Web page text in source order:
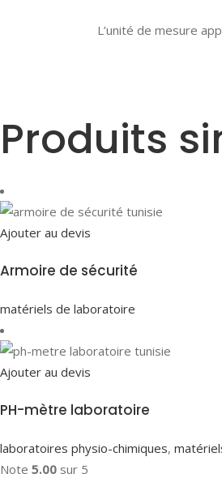
L’unité de mesure
Produits
Ajouter au devis
Armoire de sécurité
matériels de laboratoire
Ajouter au devis
PH-mètre laboratoire
laboratoires physio-chimiques,
Note 5.00 sur 5